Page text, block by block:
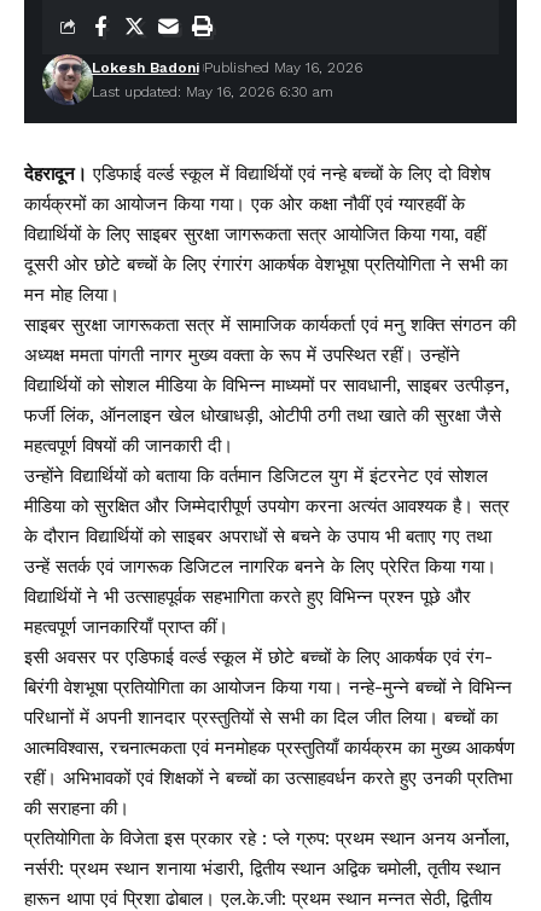
Last updated: May 16, 2026 6:30 am
Lokesh Badoni Published May 16, 2026
देहरादून। एडिफाई वर्ल्ड स्कूल में विद्यार्थियों एवं नन्हे बच्चों के लिए दो विशेष
कार्यक्रमों का आयोजन किया गया। एक ओर कक्षा नौवीं एवं ग्यारहवीं के
विद्यार्थियों के लिए साइबर सुरक्षा जागरूकता सत्र आयोजित किया गया, वहीं
दूसरी ओर छोटे बच्चों के लिए रंगारंग आकर्षक वेशभूषा प्रतियोगिता ने सभी का
मन मोह लिया।
साइबर सुरक्षा जागरूकता सत्र में सामाजिक कार्यकर्ता एवं मनु शक्ति संगठन की
अध्यक्ष ममता पांगती नागर मुख्य वक्ता के रूप में उपस्थित रहीं। उन्होंने
विद्यार्थियों को सोशल मीडिया के विभिन्न माध्यमों पर सावधानी, साइबर उत्पीड़न,
फर्जी लिंक, ऑनलाइन खेल धोखाधड़ी, ओटीपी ठगी तथा खाते की सुरक्षा जैसे
महत्वपूर्ण विषयों की जानकारी दी।
उन्होंने विद्यार्थियों को बताया कि वर्तमान डिजिटल युग में इंटरनेट एवं सोशल
मीडिया को सुरक्षित और जिम्मेदारीपूर्ण उपयोग करना अत्यंत आवश्यक है। सत्र
के दौरान विद्यार्थियों को साइबर अपराधों से बचने के उपाय भी बताए गए तथा
उन्हें सतर्क एवं जागरूक डिजिटल नागरिक बनने के लिए प्रेरित किया गया।
विद्यार्थियों ने भी उत्साहपूर्वक सहभागिता करते हुए विभिन्न प्रश्न पूछे और
महत्वपूर्ण जानकारियाँ प्राप्त कीं।
इसी अवसर पर एडिफाई वर्ल्ड स्कूल में छोटे बच्चों के लिए आकर्षक एवं रंग-
बिरंगी वेशभूषा प्रतियोगिता का आयोजन किया गया। नन्हे-मुन्ने बच्चों ने विभिन्न
परिधानों में अपनी शानदार प्रस्तुतियों से सभी का दिल जीत लिया। बच्चों का
आत्मविश्वास, रचनात्मकता एवं मनमोहक प्रस्तुतियाँ कार्यक्रम का मुख्य आकर्षण
रहीं। अभिभावकों एवं शिक्षकों ने बच्चों का उत्साहवर्धन करते हुए उनकी प्रतिभा
की सराहना की।
प्रतियोगिता के विजेता इस प्रकार रहे : प्ले ग्रुप: प्रथम स्थान अनय अर्नोला,
नर्सरी: प्रथम स्थान शनाया भंडारी, द्वितीय स्थान अद्विक चमोली, तृतीय स्थान
हारून थापा एवं प्रिशा ढोबाल। एल.के.जी: प्रथम स्थान मन्नत सेठी, द्वितीय